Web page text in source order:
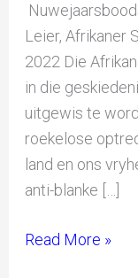
Leier, Afrikaner
2022 Die
in die
uitgewis te
roekelose
land en ons
anti-blanke […]
Read More »